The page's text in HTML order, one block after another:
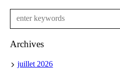
Archives
juillet 2026